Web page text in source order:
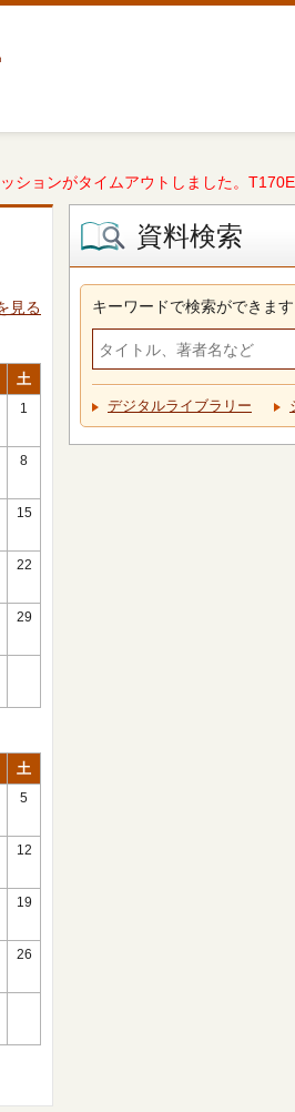
ションがタイムアウトしました。
見る
土
1
8
15
22
29
土
5
12
19
26
資料検索
キーワードで検索ができます
デジタルライブラリー